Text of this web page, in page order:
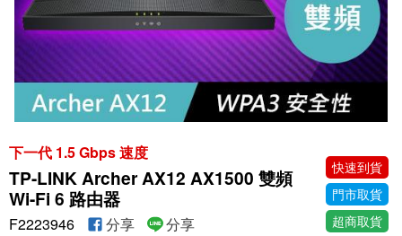
下一代 1.5 Gbps 速度
TP-LINK Archer AX12 AX1500 雙頻
Wi-Fi 6 路由器
快速到貨
門市取貨
超商取貨
F2223946 分享 分享